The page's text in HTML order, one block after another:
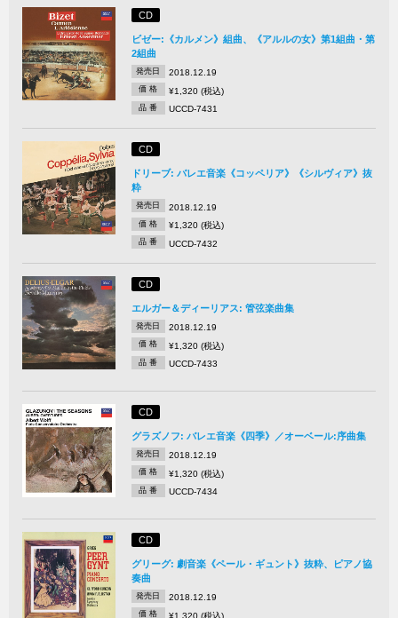
CD
ビゼー:《カルメン》組曲、《アルルの女》第1組曲・第
2組曲
発売日 2018.12.19
価 格 ¥1,320 (税込)
品 番 UCCD-7431
CD
ドリーブ: バレエ音楽《コッペリア》《シルヴィア》抜
粋
発売日 2018.12.19
価 格 ¥1,320 (税込)
品 番 UCCD-7432
CD
エルガー＆ディーリアス: 管弦楽曲集
発売日 2018.12.19
価 格 ¥1,320 (税込)
品 番 UCCD-7433
CD
グラズノフ: バレエ音楽《四季》／オーベール:序曲集
発売日 2018.12.19
価 格 ¥1,320 (税込)
品 番 UCCD-7434
CD
グリーグ: 劇音楽《ペール・ギュント》抜粋、ピアノ協
奏曲
発売日 2018.12.19
価 格 ¥1,320 (税込)